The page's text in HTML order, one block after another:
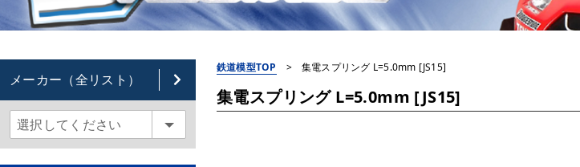
メーカー（全リスト）
鉄道模型TOP > 集電スプリング L=5.0mm [JS15]
集電スプリング L=5.0mm [JS15]